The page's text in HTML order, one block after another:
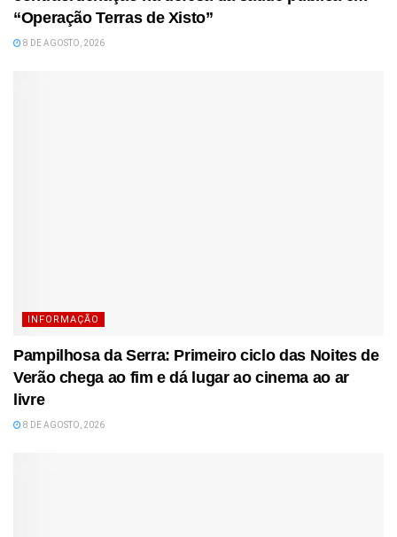
“Operação Terras de Xisto”
8 DE AGOSTO, 2026
INFORMAÇÃO
Pampilhosa da Serra: Primeiro ciclo das Noites de
Verão chega ao fim e dá lugar ao cinema ao ar
livre
8 DE AGOSTO, 2026